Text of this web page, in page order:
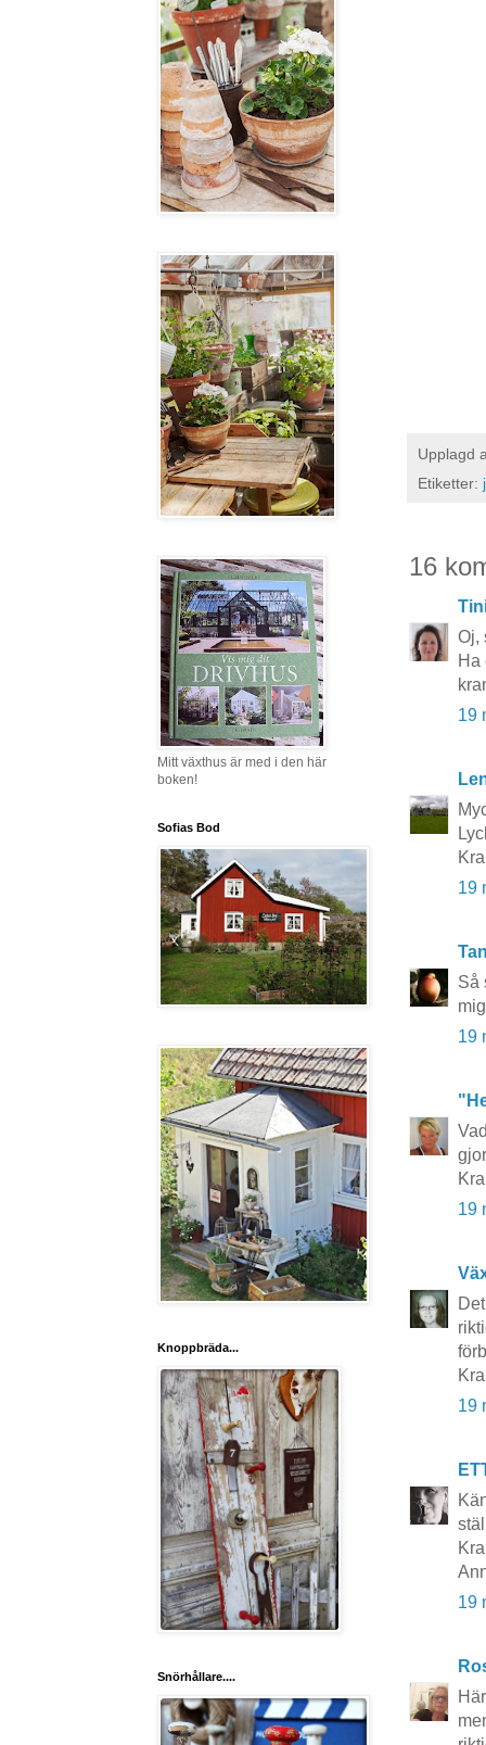
Upplagd
Etiketter:
16
Oj,
Ha
19
19
Så
19
19
19
19
Mitt växthus är med i den här
boken!
Sofias Bod
Knoppbräda...
Snörhållare....